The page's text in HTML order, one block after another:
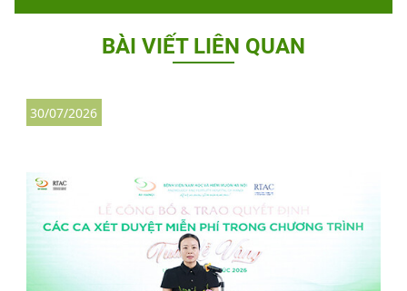
BÀI VIẾT LIÊN QUAN
30/07/2026